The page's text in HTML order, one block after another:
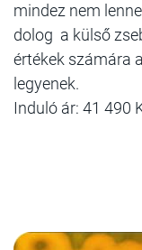
mindez nem
dolog a külső
értékek számára
legyenek.
Induló ár: 41 490